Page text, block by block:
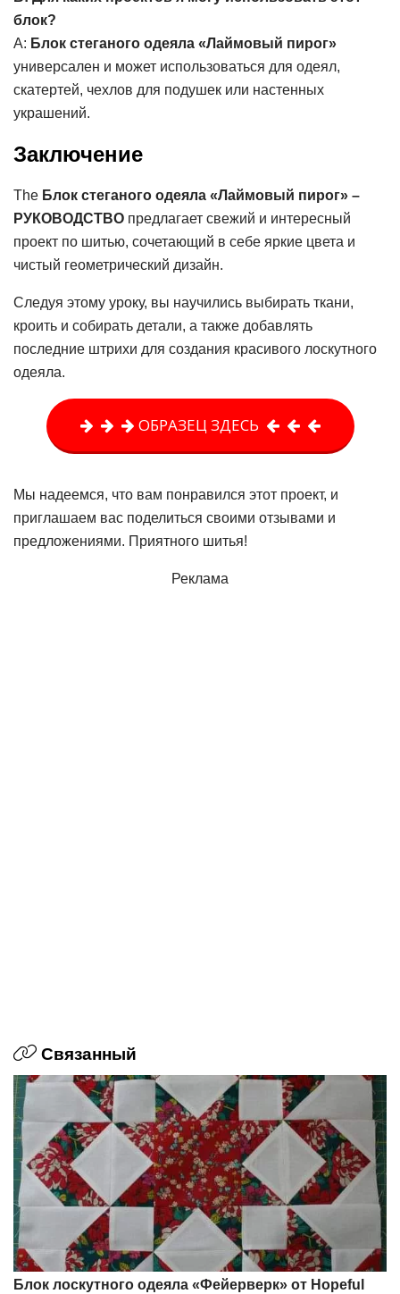
блок?
А: Блок стеганого одеяла «Лаймовый пирог»
универсален и может использоваться для одеял,
скатертей, чехлов для подушек или настенных
украшений.
Заключение
The Блок стеганого одеяла «Лаймовый пирог» –
РУКОВОДСТВО предлагает свежий и интересный
проект по шитью, сочетающий в себе яркие цвета и
чистый геометрический дизайн.
Следуя этому уроку, вы научились выбирать ткани,
кроить и собирать детали, а также добавлять
последние штрихи для создания красивого лоскутного
одеяла.
ОБРАЗЕЦ ЗДЕСЬ
Мы надеемся, что вам понравился этот проект, и
приглашаем вас поделиться своими отзывами и
предложениями. Приятного шитья!
Реклама
Связанный
Блок лоскутного одеяла «Фейерверк» от Hopeful